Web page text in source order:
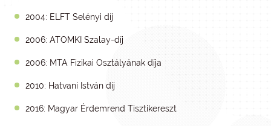
2004: ELFT Selényi díj
2006: ATOMKI Szalay-díj
2006: MTA Fizikai Osztályának díja
2010: Hatvani István díj
2016: Magyar Érdemrend Tisztikereszt